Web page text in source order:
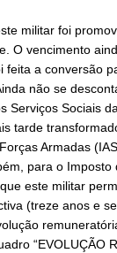
militar foi
O vencimento
feita a conversão
não se
Serviços Sociais
tarde
Armadas
para o Imposto
este militar
(treze anos e
“EVOLUÇÃO